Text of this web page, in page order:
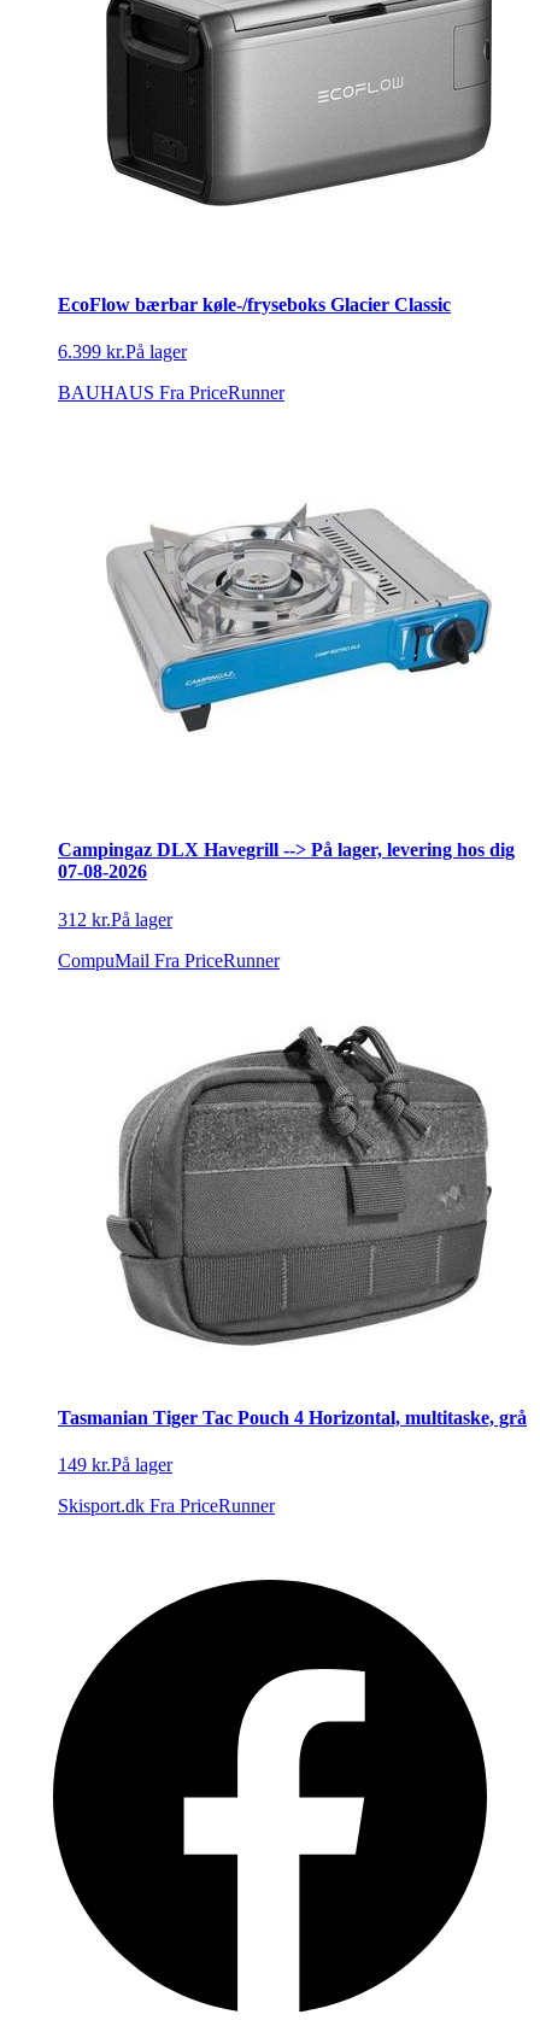
EcoFlow bærbar køle-/fryseboks Glacier Classic
6.399 kr.På lager
BAUHAUS Fra PriceRunner
Campingaz DLX Havegrill --> På lager, levering hos dig
07-08-2026
312 kr.På lager
CompuMail Fra PriceRunner
Tasmanian Tiger Tac Pouch 4 Horizontal, multitaske, grå
149 kr.På lager
Skisport.dk Fra PriceRunner